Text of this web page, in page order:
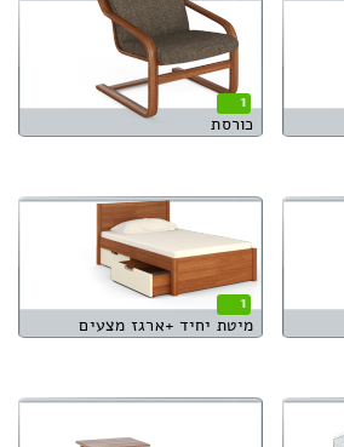
1
כורסת
1
מיטת יחיד +ארגז מצעים